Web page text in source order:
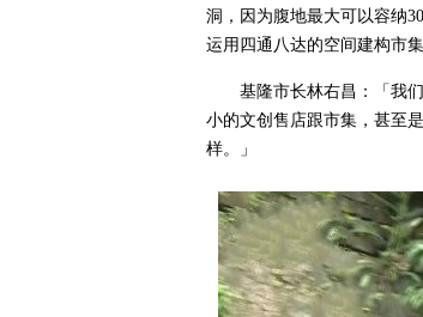
洞，因为腹地最大可以容纳
运用四通八达的空间建构市集
基隆市长林右昌：「我
小的文创售店跟市集，甚至
样。」